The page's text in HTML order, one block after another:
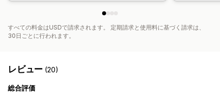
すべての料金はUSDで請求されます。 定期請求と使用料に基づく請求は、
30日ごとに行われます。
レビュー (20)
総合評価